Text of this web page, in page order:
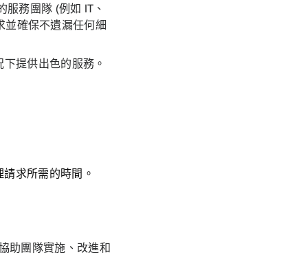
務團隊 (例如 IT、
並確保不遺漏任何細
提供出色的服務。
求所需的時間。
助團隊實施、改進和